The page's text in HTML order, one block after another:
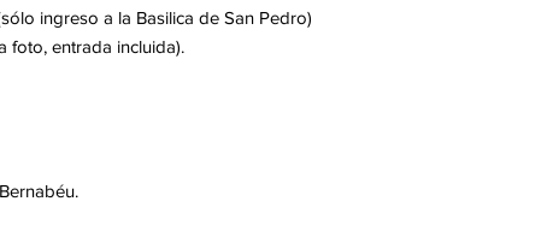
ingreso a la Basilica de San Pedro)
foto, entrada incluida).